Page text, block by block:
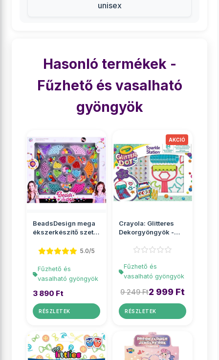
unisex
Hasonló termékek -
Fűzhető és vasalható
gyöngyök
BeadsDesign mega
ékszerkészítő szett
5.0/5
Fűzhető és
vasalható gyöngyök
3 890 Ft
RÉSZLETEK
Crayola: Glitteres
Dekorgyöngyök -
sze...
Fűzhető és
vasalható gyöngyök
9 249 Ft2 999 Ft
RÉSZLETEK